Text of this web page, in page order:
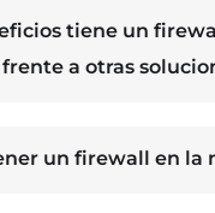
tiene un
a otras
un firewall en la